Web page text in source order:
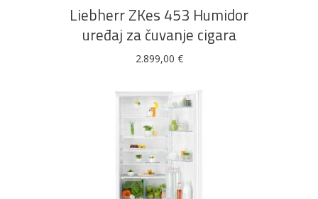
Liebherr ZKes 453 Humidor
uređaj za čuvanje cigara
2.899,00 €